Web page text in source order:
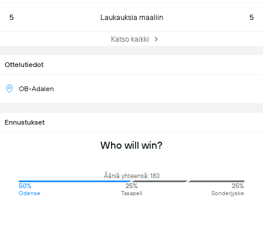
5 Laukauksia maaliin 5
Katso kaikki
Ottelutiedot
OB-Adalen
Ennustukset
Who will win?
Ääniä yhteensä: 183
50%
Odense
25%
Tasapeli
25%
Sonderjyske